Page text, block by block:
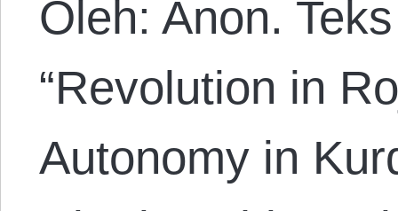
Oleh: Anon.
“Revolution in
Autonomy in